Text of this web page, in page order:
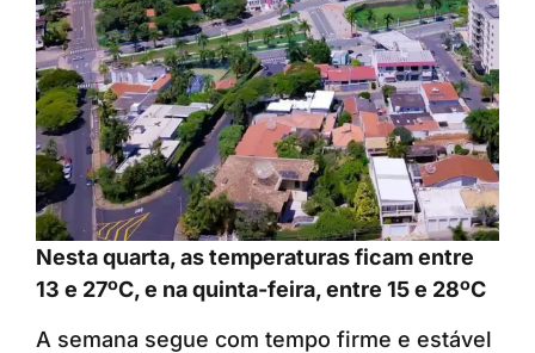
Nesta quarta, as temperaturas ficam entre
13 e 27ºC, e na quinta-feira, entre 15 e 28ºC
A semana segue com tempo firme e estável